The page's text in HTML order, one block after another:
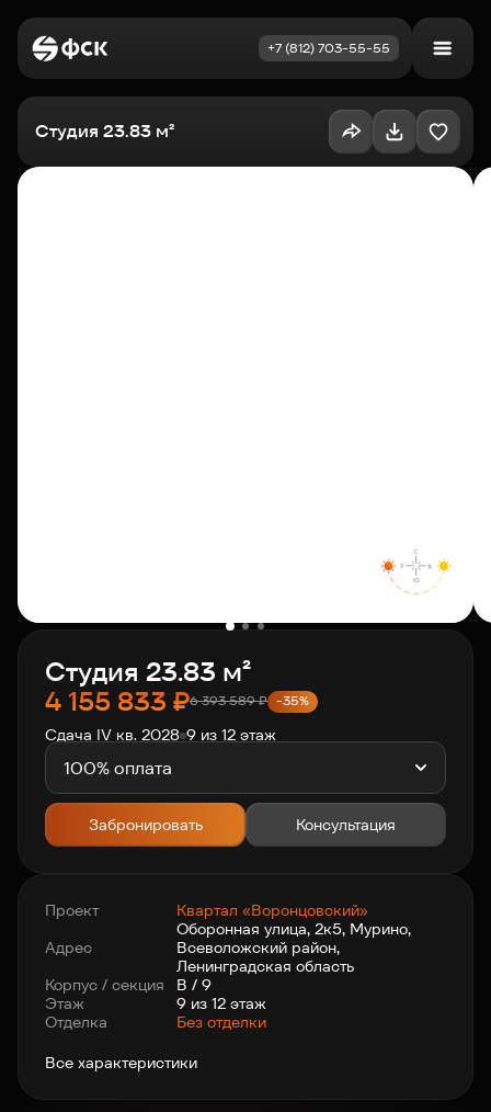
+7 (812) 703-55-55
Контакты
Связаться с нами
+7 812 703-55-55
Студия 23.83 м²
Студия 23.83 м²
4 155 833 ₽6 393 589₽ -35%
Сдача IV кв. 2028 9 из 12 этаж
100% оплата
Забронировать Консультация
Проект
Квартал «Воронцовский»
Адрес
Оборонная улица, 2к5, Мурино,
Всеволожский район,
Ленинградская область
Корпус / секция
В / 9
Этаж
9 из 12 этаж
Отделка
Без отделки
Все характеристики